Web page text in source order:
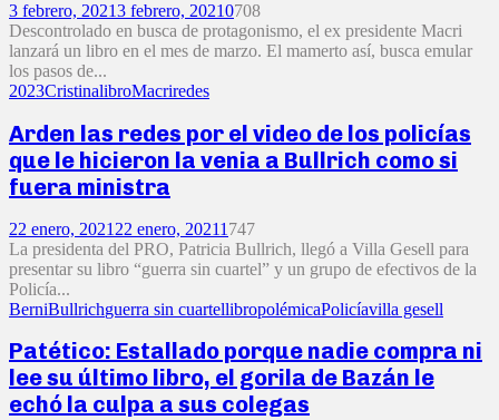
3 febrero, 20213 febrero, 20210708
Descontrolado en busca de protagonismo, el ex presidente Macri
lanzará un libro en el mes de marzo. El mamerto así, busca emular
los pasos de...
2023CristinalibroMacriredes
Arden las redes por el video de los policías
que le hicieron la venia a Bullrich como si
fuera ministra
22 enero, 2021 22 enero, 20211 747
La presidenta del PRO, Patricia Bullrich, llegó a Villa Gesell para
presentar su libro “guerra sin cuartel” y un grupo de efectivos de la
Policía...
BerniBullrichguerra sin cuartellibropolémicaPolicíavilla gesell
Patético: Estallado porque nadie compra ni
lee su último libro, el gorila de Bazán le
echó la culpa a sus colegas